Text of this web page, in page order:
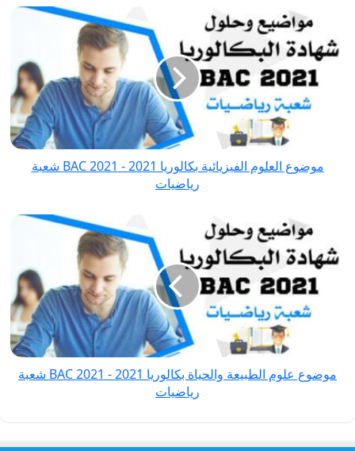
موضوع
الفيزيائية
بكالوريا
2021
2021 شعبة
رياضيات
موضوع العلوم الفيزيائية بكالوريا 2021 - BAC 2021 شعبة
رياضيات
موضوع
الطبيعة
والحياة
بكالوريا
2021 شعبة
موضوع علوم الطبيعة والحياة بكالوريا 2021 - BAC 2021 شعبة
رياضيات